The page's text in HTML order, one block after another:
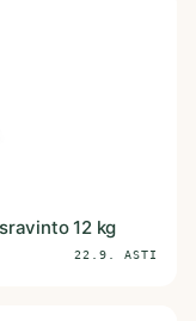
12 kg
22.9. ASTI